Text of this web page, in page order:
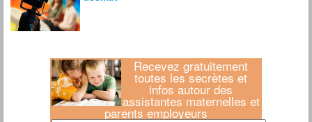
Recevez gratuitement
toutes les secrètes et
infos autour des
assistantes maternelles et
parents employeurs